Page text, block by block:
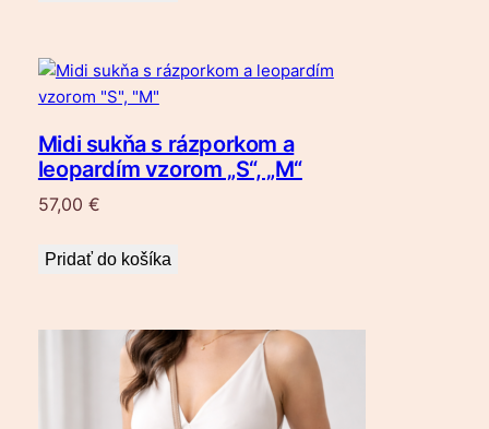
Midi sukňa s rázporkom a
leopardím vzorom „S“, „M“
57,00 €
Pridať do košíka